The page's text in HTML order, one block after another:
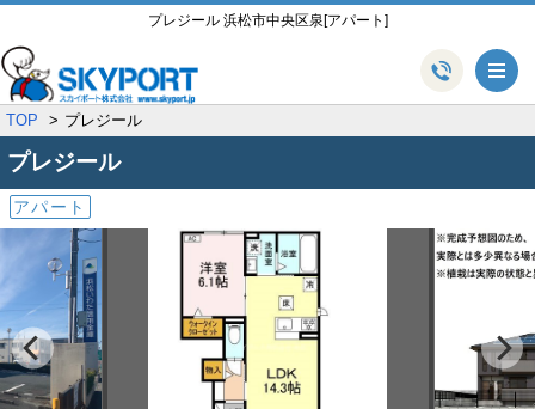
プレジール 浜松市中央区泉[アパート]
TOP プレジール
プレジール
アパート